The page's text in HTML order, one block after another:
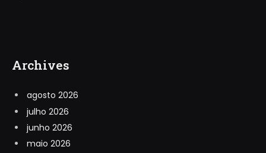
Archives
agosto 2026
julho 2026
junho 2026
maio 2026